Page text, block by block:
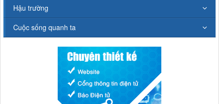
Hậu trường
Cuộc sống quanh ta